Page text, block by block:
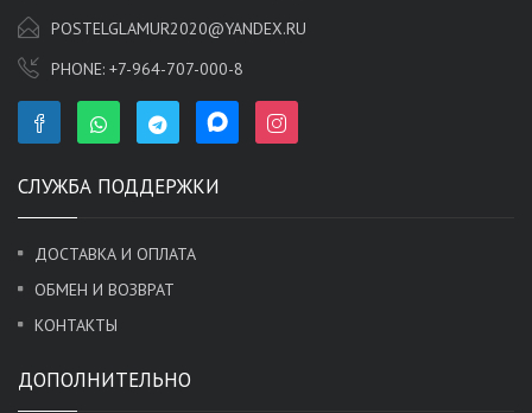
POSTELGLAMUR2020@YANDEX.RU
PHONE: +7-964-707-000-8
СЛУЖБА ПОДДЕРЖКИ
ДОСТАВКА И ОПЛАТА
ОБМЕН И ВОЗВРАТ
КОНТАКТЫ
ДОПОЛНИТЕЛЬНО